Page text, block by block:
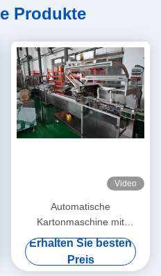
Produkte
Video
Automatische
Kartonmaschine mit
Blisterline-Integration
(LYWZH-200) Mittelschnell-
Hochgeschwindigkeits-
Erhalten Sie besten
Preis